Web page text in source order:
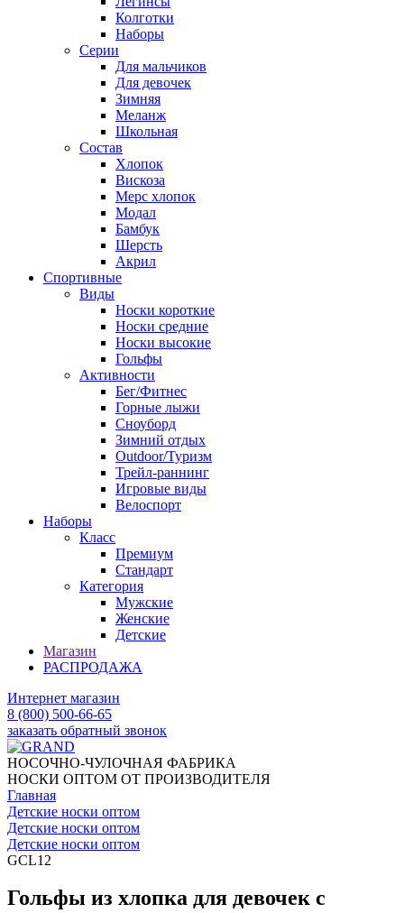
Колготки
Наборы
Серии
Для мальчиков
Для девочек
Зимняя
Меланж
Школьная
Состав
Хлопок
Вискоза
Мерс хлопок
Модал
Бамбук
Шерсть
Акрил
Спортивные
Виды
Носки короткие
Носки средние
Носки высокие
Гольфы
Активности
Бег/Фитнес
Горные лыжи
Сноуборд
Зимний отдых
Outdoor/Туризм
Трейл-раннинг
Игровые виды
Велоспорт
Наборы
Класс
Премиум
Стандарт
Категория
Мужские
Женские
Детские
Магазин
РАСПРОДАЖА
Интернет магазин
8 (800) 500-66-65
заказать обратный звонок
НОСОЧНО-ЧУЛОЧНАЯ ФАБРИКА
НОСКИ ОПТОМ ОТ ПРОИЗВОДИТЕЛЯ
Главная
Детские носки оптом
Детские носки оптом
Детские носки оптом
GCL12
Гольфы из хлопка для девочек с